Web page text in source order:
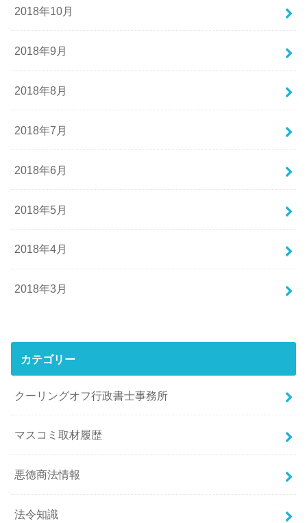
2018年10月
2018年9月
2018年8月
2018年7月
2018年6月
2018年5月
2018年4月
2018年3月
カテゴリー
クーリングオフ行政書士事務所
マスコミ取材履歴
悪徳商法情報
法令知識